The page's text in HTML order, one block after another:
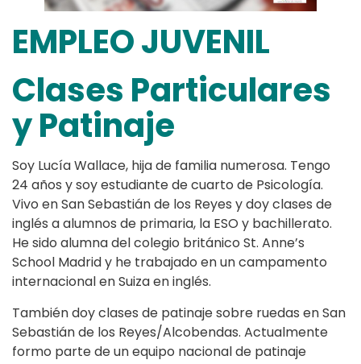
EMPLEO JUVENIL
Clases Particulares
y Patinaje
Soy Lucía Wallace, hija de familia numerosa. Tengo
24 años y soy estudiante de cuarto de Psicología.
Vivo en San Sebastián de los Reyes y doy clases de
inglés a alumnos de primaria, la ESO y bachillerato.
He sido alumna del colegio británico St. Anne’s
School Madrid y he trabajado en un campamento
internacional en Suiza en inglés.
También doy clases de patinaje sobre ruedas en San
Sebastián de los Reyes/Alcobendas. Actualmente
formo parte de un equipo nacional de patinaje